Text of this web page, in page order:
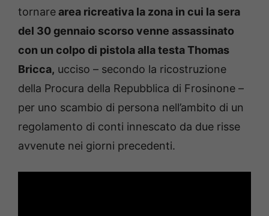
tornarearea ricreativa la zona in cui la sera
del 30 gennaio scorso venne assassinato
con un colpo di pistola alla testa Thomas
Bricca, ucciso – secondo la ricostruzione
della Procura della Repubblica di Frosinone –
per uno scambio di persona nell’ambito di un
regolamento di conti innescato da due risse
avvenute nei giorni precedenti.